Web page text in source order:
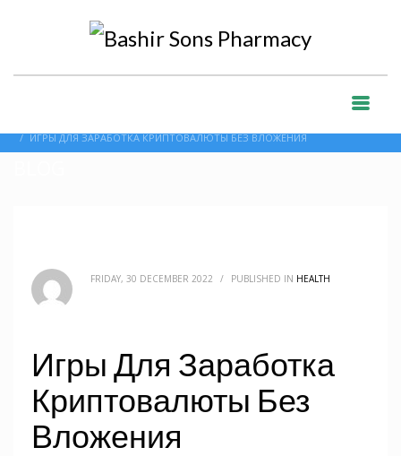
ИГРЫ ДЛЯ ЗАРАБОТКА КРИПТОВАЛЮТЫ БЕЗ ВЛОЖЕНИЯ
FRIDAY, 30 DECEMBER 2022 / PUBLISHED IN HEALTH
Игры Для Заработка
Криптовалюты Без
Вложения